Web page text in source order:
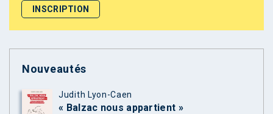
Nouveautés
Judith Lyon-Caen
« Balzac nous appartient »